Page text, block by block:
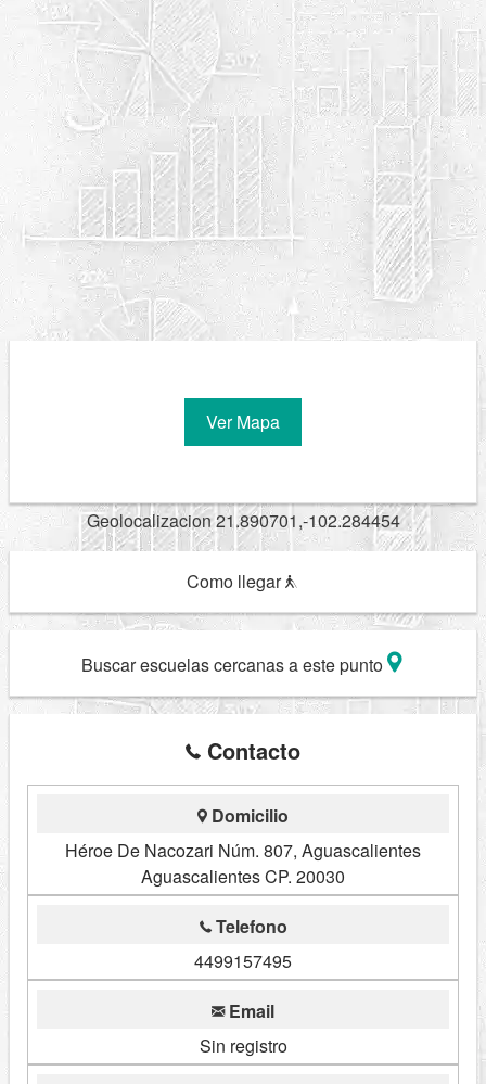
Ver Mapa
Geolocalizacion 21.890701,-102.284454
Como llegar
Buscar escuelas cercanas a este punto
Contacto
Domicilio
Héroe De Nacozari Núm. 807, Aguascalientes
Aguascalientes CP. 20030
Telefono
4499157495
Email
Sin registro